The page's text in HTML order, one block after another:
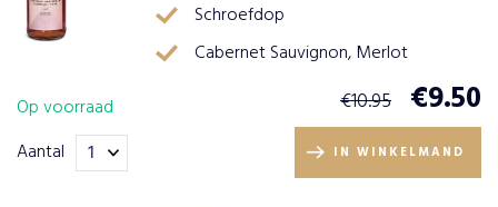
Schroefdop
Cabernet Sauvignon, Merlot
Op voorraad
€10.95 €9.50
Aantal IN WINKELMAND